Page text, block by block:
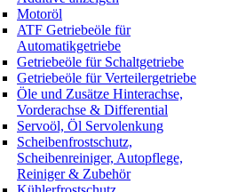
Motoröl
ATF Getriebeöle für
Automatikgetriebe
Getriebeöle für Schaltgetriebe
Getriebeöle für Verteilergetriebe
Öle und Zusätze Hinterachse,
Vorderachse & Differential
Servoöl, Öl Servolenkung
Scheibenfrostschutz,
Scheibenreiniger, Autopflege,
Reiniger & Zubehör